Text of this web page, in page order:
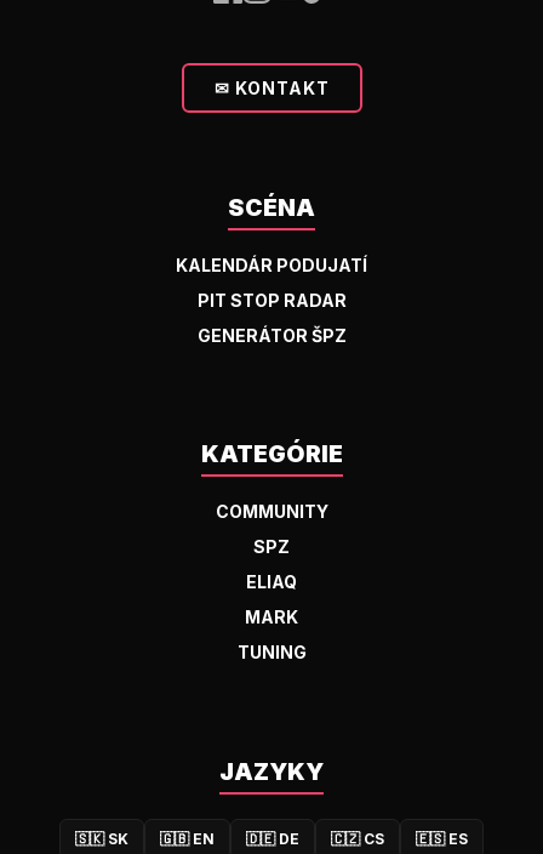
✉ KONTAKT
SCÉNA
KALENDÁR PODUJATÍ
PIT STOP RADAR
GENERÁTOR ŠPZ
KATEGÓRIE
COMMUNITY
SPZ
ELIAQ
MARK
TUNING
JAZYKY
🇸🇰 SK 🇬🇧 EN 🇩🇪 DE 🇨🇿 CS 🇪🇸 ES